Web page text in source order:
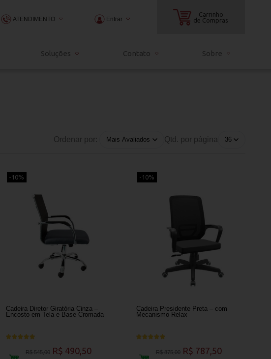
ATENDIMENTO
48 98834-3000
Entrar
Carrinho
de Compras
Soluções Contato Sobre
Ordenar por: Qtd. por página
-10%
Cadeira Diretor Giratória Cinza –
Encosto em Tela e Base Cromada
R$ 545,00 R$ 490,50
-10%
Cadeira Presidente Preta – com
Mecanismo Relax
R$ 875,00 R$ 787,50